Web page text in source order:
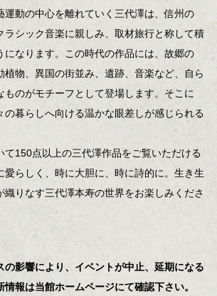
動の中心を離れていく三代澤は、信州の
ラシック音楽に親しみ、取材旅行と称して積
になります。この時代の作品には、故郷の
植物、異国の街並み、遺跡、音楽など、自ら
ものがモチーフとして登場します。そこに
の暮らしへ向ける温かな眼差しが感じられる
150点以上の三代澤作品をご覧いただける
愛らしく、時に大胆に、時に詩的に。生き生
織りなす三代澤本寿の世界をお楽しみくださ
影響により、イベントが中止、延期になる
報は当館ホームページにて確認下さい。